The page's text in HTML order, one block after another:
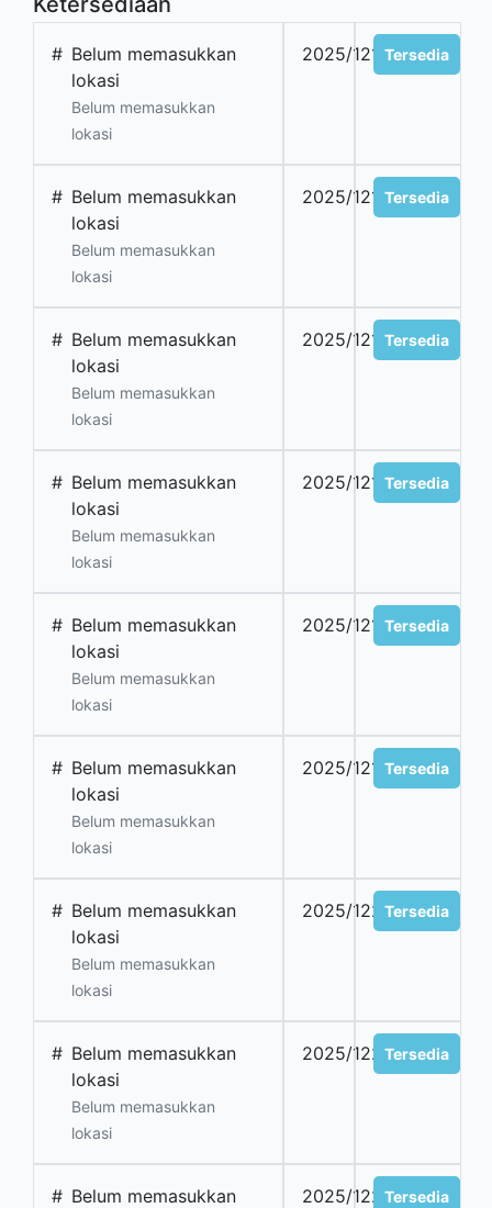
# Belum memasukkan
lokasi
Belum memasukkan
lokasi
2025/1214Tersedia
# Belum memasukkan
lokasi
Belum memasukkan
lokasi
2025/1215Tersedia
# Belum memasukkan
lokasi
Belum memasukkan
lokasi
2025/1216Tersedia
# Belum memasukkan
lokasi
Belum memasukkan
lokasi
2025/1217Tersedia
# Belum memasukkan
lokasi
Belum memasukkan
lokasi
2025/1218Tersedia
# Belum memasukkan
lokasi
Belum memasukkan
lokasi
2025/1219Tersedia
# Belum memasukkan
lokasi
Belum memasukkan
lokasi
2025/1220Tersedia
# Belum memasukkan
lokasi
Belum memasukkan
lokasi
2025/1221Tersedia
# Belum memasukkan
2025/1222Tersedia